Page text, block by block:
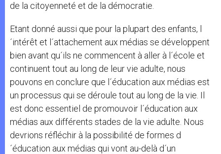
de la citoyenneté et de la démocratie.
Etant donné aussi que pour la plupart des enfants, l
´intérêt et l´attachement aux médias se développent
bien avant qu´ils ne commencent à aller à l´école et
continuent tout au long de leur vie adulte, nous
pouvons en conclure que l´éducation aux médias est
un processus qui se déroule tout au long de la vie. Il
est donc essentiel de promouvoir l´éducation aux
médias aux différents stades de la vie adulte. Nous
devrions réfléchir à la possibilité de formes d
´éducation aux médias qui vont au-delà d´un